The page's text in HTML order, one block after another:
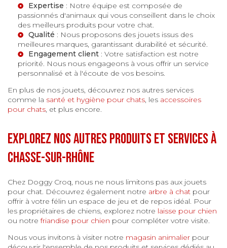
Expertise : Notre équipe est composée de
passionnés d'animaux qui vous conseillent dans le choix
des meilleurs produits pour votre chat.
Qualité : Nous proposons des jouets issus des
meilleures marques, garantissant durabilité et sécurité.
Engagement client : Votre satisfaction est notre
priorité. Nous nous engageons à vous offrir un service
personnalisé et à l'écoute de vos besoins.
En plus de nos jouets, découvrez nos autres services
comme la santé et hygiène pour chats, les accessoires
pour chats, et plus encore.
Explorez nos autres produits et services à
Chasse-sur-Rhône
Chez Doggy Croq, nous ne nous limitons pas aux jouets
pour chat. Découvrez également notre arbre à chat pour
offrir à votre félin un espace de jeu et de repos idéal. Pour
les propriétaires de chiens, explorez notre laisse pour chien
ou notrefriandise pour chien pour compléter votre visite.
Nous vous invitons à visiter notre magasin animalier pour